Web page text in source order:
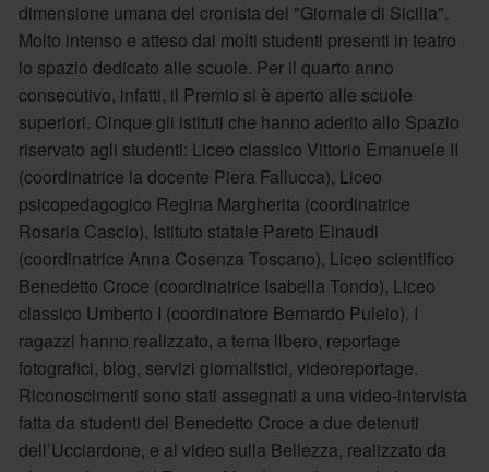
dimensione umana del cronista del "Giornale di Sicilia".
Molto intenso e atteso dai molti studenti presenti in teatro
lo spazio dedicato alle scuole. Per il quarto anno
consecutivo, infatti, il Premio si è aperto alle scuole
superiori. Cinque gli istituti che hanno aderito allo Spazio
riservato agli studenti: Liceo classico Vittorio Emanuele II
(coordinatrice la docente Piera Fallucca), Liceo
psicopedagogico Regina Margherita (coordinatrice
Rosaria Cascio), Istituto statale Pareto Einaudi
(coordinatrice Anna Cosenza Toscano), Liceo scientifico
Benedetto Croce (coordinatrice Isabella Tondo), Liceo
classico Umberto I (coordinatore Bernardo Puleio). I
ragazzi hanno realizzato, a tema libero, reportage
fotografici, blog, servizi giornalistici, videoreportage.
Riconoscimenti sono stati assegnati a una video-intervista
fatta da studenti del Benedetto Croce a due detenuti
dell’Ucciardone, e al video sulla Bellezza, realizzato da